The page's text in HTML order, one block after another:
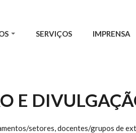
SERVIÇOS IMPRENSA
E
setores, docentes/grupos de